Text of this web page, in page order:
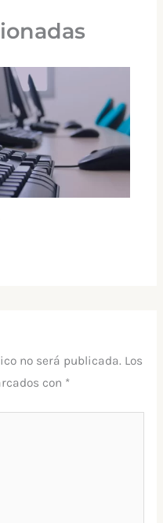
no será publicada. Los
con *